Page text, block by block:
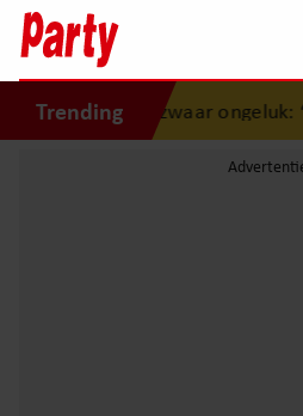
Trendingover zwaar ongeluk: